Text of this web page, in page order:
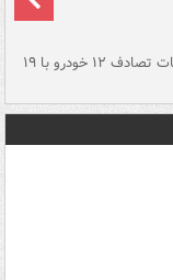
تشریح جزئیات تصادف ۱۲ خودرو با ۱۹